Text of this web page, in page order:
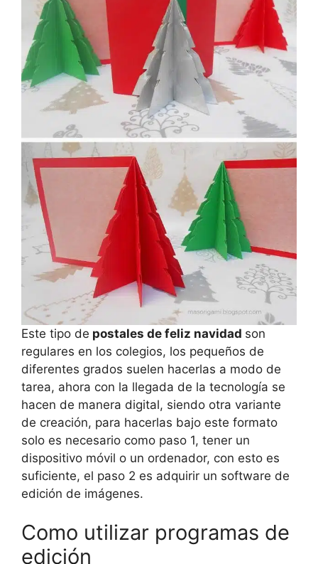
Este tipo de postales de feliz navidad son
regulares en los colegios, los pequeños de
diferentes grados suelen hacerlas a modo de
tarea, ahora con la llegada de la tecnología se
hacen de manera digital, siendo otra variante
de creación, para hacerlas bajo este formato
solo es necesario como paso 1, tener un
dispositivo móvil o un ordenador, con esto es
suficiente, el paso 2 es adquirir un software de
edición de imágenes.
Como utilizar programas de
edición